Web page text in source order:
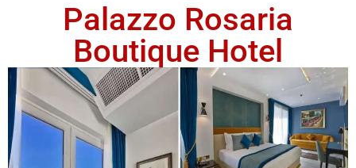
Palazzo Rosaria
Boutique Hotel